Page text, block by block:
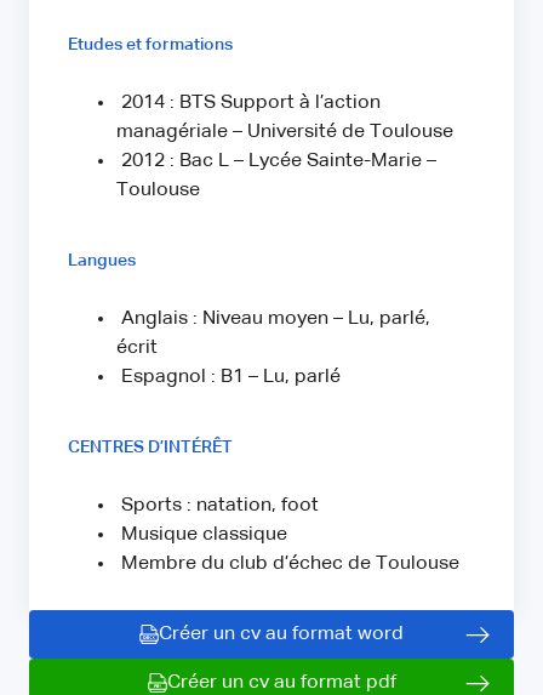
Etudes et formations
2014 : BTS Support à l’action
managériale – Université de Toulouse
2012 : Bac L – Lycée Sainte-Marie –
Toulouse
Langues
Anglais : Niveau moyen – Lu, parlé,
écrit
Espagnol : B1 – Lu, parlé
CENTRES D’INTÉRÊT
Sports : natation, foot
Musique classique
Membre du club d’échec de Toulouse
Créer un cv au format word
Créer un cv au format pdf